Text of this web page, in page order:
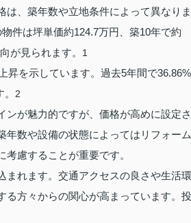
は、築年数や立地条件によって異なりま
件は坪単価約124.7万円、築10年で約
が見られます。 1
昇を示しています。過去5年間で36.86%
2
ンが魅力的ですが、価格が高めに設定さ
年数や設備の状態によってはリフォーム
慮することが重要です。
まれます。交通アクセスの良さや生活環
る方々からの関心が高まっています。投